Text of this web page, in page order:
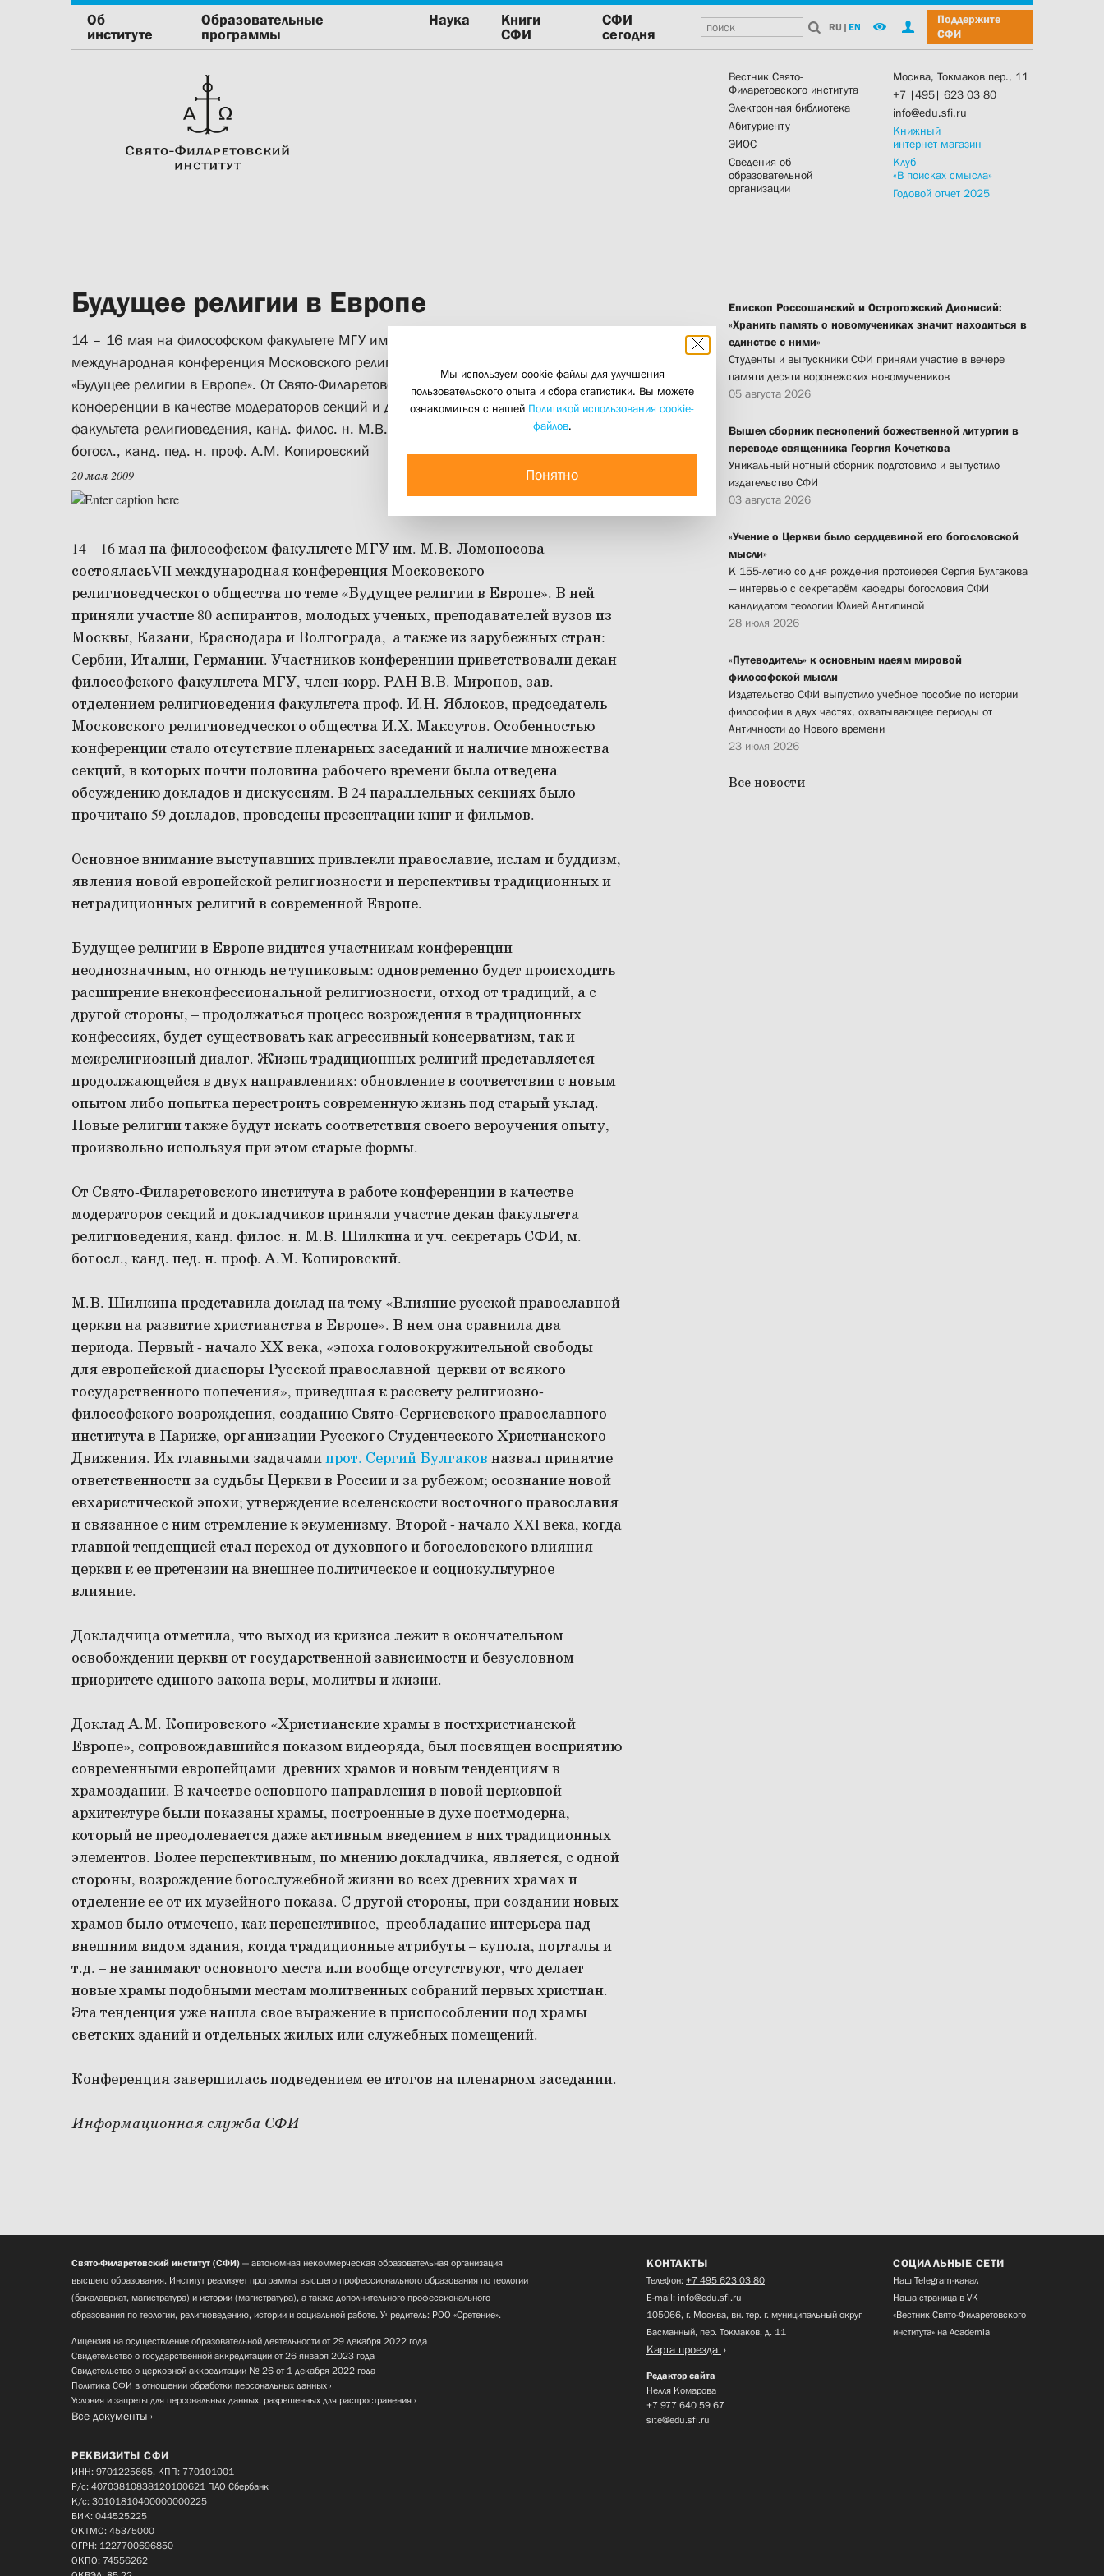
Об
институте
Образовательные
программы
Наука
Книги
СФИ
СФИ
сегодня
RU | EN
Поддержите
СФИ
Вестник Свято-
Филаретовского института
Электронная библиотека
Абитуриенту
ЭИОС
Сведения об
образовательной
организации
Москва, Токмаков пер., 11
+7 |495| 623 03 80
info@edu.sfi.ru
Книжный
интернет-магазин
Клуб
«В поисках смысла»
Годовой отчет 2025
Будущее религии в Европе
14 – 16 мая на философском факультете МГУ им. М.В. Ломоносова состояласьVII
международная конференция Московского религиоведческого общества по теме
«Будущее религии в Европе». От Свято-Филаретовского института в работе
конференции в качестве модераторов секций и докладчиков приняли участие декан
факультета религиоведения, канд. филос. н. М.В. Шилкина и уч. секретарь СФИ, м.
богосл., канд. пед. н. проф. А.М. Копировский
20 мая 2009
14 – 16 мая на философском факультете МГУ им. М.В. Ломоносова
состояласьVII международная конференция Московского
религиоведческого общества по теме «Будущее религии в Европе». В ней
приняли участие 80 аспирантов, молодых ученых, преподавателей вузов из
Москвы, Казани, Краснодара и Волгограда, а также из зарубежных стран:
Сербии, Италии, Германии. Участников конференции приветствовали декан
философского факультета МГУ, член-корр. РАН В.В. Миронов, зав.
отделением религиоведения факультета проф. И.Н. Яблоков, председатель
Московского религиоведческого общества И.Х. Максутов. Особенностью
конференции стало отсутствие пленарных заседаний и наличие множества
секций, в которых почти половина рабочего времени была отведена
обсуждению докладов и дискуссиям. В 24 параллельных секциях было
прочитано 59 докладов, проведены презентации книг и фильмов.
Основное внимание выступавших привлекли православие, ислам и буддизм,
явления новой европейской религиозности и перспективы традиционных и
нетрадиционных религий в современной Европе.
Будущее религии в Европе видится участникам конференции
неоднозначным, но отнюдь не тупиковым: одновременно будет происходить
расширение внеконфессиональной религиозности, отход от традиций, а с
другой стороны, – продолжаться процесс возрождения в традиционных
конфессиях, будет существовать как агрессивный консерватизм, так и
межрелигиозный диалог. Жизнь традиционных религий представляется
продолжающейся в двух направлениях: обновление в соответствии с новым
опытом либо попытка перестроить современную жизнь под старый уклад.
Новые религии также будут искать соответствия своего вероучения опыту,
произвольно используя при этом старые формы.
От Свято-Филаретовского института в работе конференции в качестве
модераторов секций и докладчиков приняли участие декан факультета
религиоведения, канд. филос. н. М.В. Шилкина и уч. секретарь СФИ, м.
богосл., канд. пед. н. проф. А.М. Копировский.
М.В. Шилкина представила доклад на тему «Влияние русской православной
церкви на развитие христианства в Европе». В нем она сравнила два
периода. Первый - начало ХХ века, «эпоха головокружительной свободы
для европейской диаспоры Русской православной церкви от всякого
государственного попечения», приведшая к рассвету религиозно-
философского возрождения, созданию Свято-Сергиевского православного
института в Париже, организации Русского Студенческого Христианского
Движения. Их главными задачамипрот. Сергий Булгаков назвал принятие
ответственности за судьбы Церкви в России и за рубежом; осознание новой
евхаристической эпохи; утверждение вселенскости восточного православия
и связанное с ним стремление к экуменизму. Второй - начало XXI века, когда
главной тенденцией стал переход от духовного и богословского влияния
церкви к ее претензии на внешнее политическое и социокультурное
влияние.
Докладчица отметила, что выход из кризиса лежит в окончательном
освобождении церкви от государственной зависимости и безусловном
приоритете единого закона веры, молитвы и жизни.
Доклад А.М. Копировского «Христианские храмы в постхристианской
Европе», сопровождавшийся показом видеоряда, был посвящен восприятию
современными европейцами древних храмов и новым тенденциям в
храмоздании. В качестве основного направления в новой церковной
архитектуре были показаны храмы, построенные в духе постмодерна,
который не преодолевается даже активным введением в них традиционных
элементов. Более перспективным, по мнению докладчика, является, с одной
стороны, возрождение богослужебной жизни во всех древних храмах и
отделение ее от их музейного показа. С другой стороны, при создании новых
храмов было отмечено, как перспективное, преобладание интерьера над
внешним видом здания, когда традиционные атрибуты – купола, порталы и
т.д. – не занимают основного места или вообще отсутствуют, что делает
новые храмы подобными местам молитвенных собраний первых христиан.
Эта тенденция уже нашла свое выражение в приспособлении под храмы
светских зданий и отдельных жилых или служебных помещений.
Конференция завершилась подведением ее итогов на пленарном заседании.
Информационная служба СФИ
Епископ Россошанский и Острогожский Дионисий:
«Хранить память о новомучениках значит находиться в
единстве с ними»
Студенты и выпускники СФИ приняли участие в вечере
памяти десяти воронежских новомучеников
05 августа 2026
Вышел сборник песнопений божественной литургии в
переводе священника Георгия Кочеткова
Уникальный нотный сборник подготовило и выпустило
издательство СФИ
03 августа 2026
«Учение о Церкви было сердцевиной его богословской
мысли»
К 155-летию со дня рождения протоиерея Сергия Булгакова
— интервью с секретарём кафедры богословия СФИ
кандидатом теологии Юлией Антипиной
28 июля 2026
«Путеводитель» к основным идеям мировой
философской мысли
Издательство СФИ выпустило учебное пособие по истории
философии в двух частях, охватывающее периоды от
Античности до Нового времени
23 июля 2026
Все новости
Мы используем cookie-файлы для улучшения
пользовательского опыта и сбора статистики. Вы можете
ознакомиться с нашей Политикой использования cookie-
файлов.
Понятно
Свято-Филаретовский институт (СФИ) — автономная некоммерческая образовательная организация
высшего образования. Институт реализует программы высшего профессионального образования по теологии
(бакалавриат, магистратура) и истории (магистратура), а также дополнительного профессионального
образования по теологии, религиоведению, истории и социальной работе. Учредитель: РОО «Сретение».
Лицензия на осуществление образовательной деятельности от 29 декабря 2022 года
Свидетельство о государственной аккредитации от 26 января 2023 года
Свидетельство о церковной аккредитации № 26 от 1 декабря 2022 года
Политика СФИ в отношении обработки персональных данных
Условия и запреты для персональных данных, разрешенных для распространения
Все документы
КОНТАКТЫ
Телефон: +7 495 623 03 80
E-mail: info@edu.sfi.ru
105066, г. Москва, вн. тер. г. муниципальный округ
Басманный, пер. Токмаков, д. 11
Карта проезда
Редактор сайта
Нелля Комарова
+7 977 640 59 67
site@edu.sfi.ru
СОЦИАЛЬНЫЕ СЕТИ
Наш Telegram-канал
Наша страница в VK
«Вестник Свято-Филаретовского
института» на Academia
РЕКВИЗИТЫ СФИ
ИНН: 9701225665, КПП: 770101001
Р/с: 40703810838120100621 ПАО Сбербанк
К/с: 30101810400000000225
БИК: 044525225
ОКТМО: 45375000
ОГРН: 1227700696850
ОКПО: 74556262